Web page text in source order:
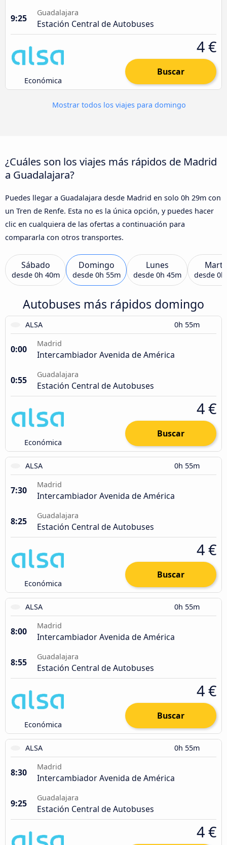
9:25
Guadalajara
Estación Central de Autobuses
Económica
4 €
Buscar
Mostrar todos los viajes para domingo
¿Cuáles son los viajes más rápidos de Madrid
a Guadalajara?
Puedes llegar a Guadalajara desde Madrid en solo 0h 29m con
un Tren de Renfe. Esta no es la única opción, y puedes hacer
clic en cualquiera de las ofertas a continuación para
compararla con otros transportes.
Sábado
desde 0h 40m
Domingo
desde 0h 55m
Lunes
desde 0h 45m desde 0h
Autobuses más rápidos domingo
ALSA 0h 55m
0:00
Madrid
Intercambiador Avenida de América
0:55
Guadalajara
Estación Central de Autobuses
Económica
4 €
Buscar
ALSA 0h 55m
7:30
Madrid
Intercambiador Avenida de América
8:25
Guadalajara
Estación Central de Autobuses
Económica
4 €
Buscar
ALSA 0h 55m
8:00
Madrid
Intercambiador Avenida de América
8:55
Guadalajara
Estación Central de Autobuses
Económica
4 €
Buscar
ALSA 0h 55m
8:30
Madrid
Intercambiador Avenida de América
9:25
Guadalajara
Estación Central de Autobuses
4 €